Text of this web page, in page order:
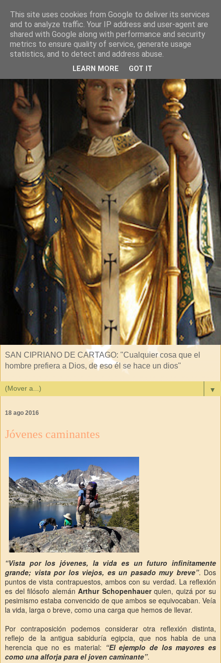
SAN CIPRIANO DE CARTAGO: "Cualquier cosa que el
hombre prefiera a Dios, de eso él se hace un dios"
▼
18 ago 2016
Jóvenes caminantes
“Vista por los jóvenes, la vida es un futuro infinitamente
grande; vista por los viejos, es un pasado muy breve”. Dos
puntos de vista contrapuestos, ambos con su verdad. La reflexión
es del filósofo alemánArthur Schopenhauerquien, quizá por su
pesimismo estaba convencido de que ambos se equivocaban. Veía
la vida, larga o breve, como una carga que hemos de llevar.
Por contraposición podemos considerar otra reflexión distinta,
reflejo de la antigua sabiduría egipcia, que nos habla de una
herencia que no es material: “El ejemplo de los mayores es
como una alforja para el joven caminante”.
This site uses cookies from Google to deliver its services
and to analyze traffic. Your IP address and user-agent are
shared with Google along with performance and security
metrics to ensure quality of service, generate usage
statistics, and to detect and address abuse.
LEARN MORE GOT IT